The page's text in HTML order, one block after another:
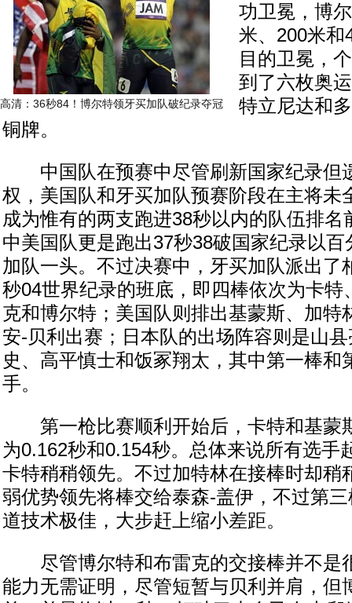
高清：36秒84！博尔特领牙买加队破纪录夺冠
功卫冕，博
米、200米和
目的卫冕，
到了六枚奥
特立尼达和
铜牌。
中国队在预赛中尽管刷新国家纪录但
权，美国队和牙买加队预赛阶段在主将未
成为惟有的两支跑进38秒以内的队伍排名
中美国队更是跑出37秒38破国家纪录以
加队一头。不过决赛中，牙买加队派出了
秒04世界纪录的班底，即四棒依次为卡特
克和博尔特；美国队则排出基蒙斯、加特
安-贝利出赛；日本队的出场阵容则是山
史、高平慎士和饭冢翔太，其中第一棒和
手。
第一枪比赛顺利开始后，卡特和基蒙
为0.162秒和0.154秒。总体来说所有选手
卡特稍稍领先。不过加特林在接棒时却稍
弱优势领先将棒交给泰森-盖伊，不过第
道技术极佳，大步赶上缩小差距。
尽管博尔特和布雷克的交接棒并不是
能力无需证明，尽管短暂与贝利并肩，但